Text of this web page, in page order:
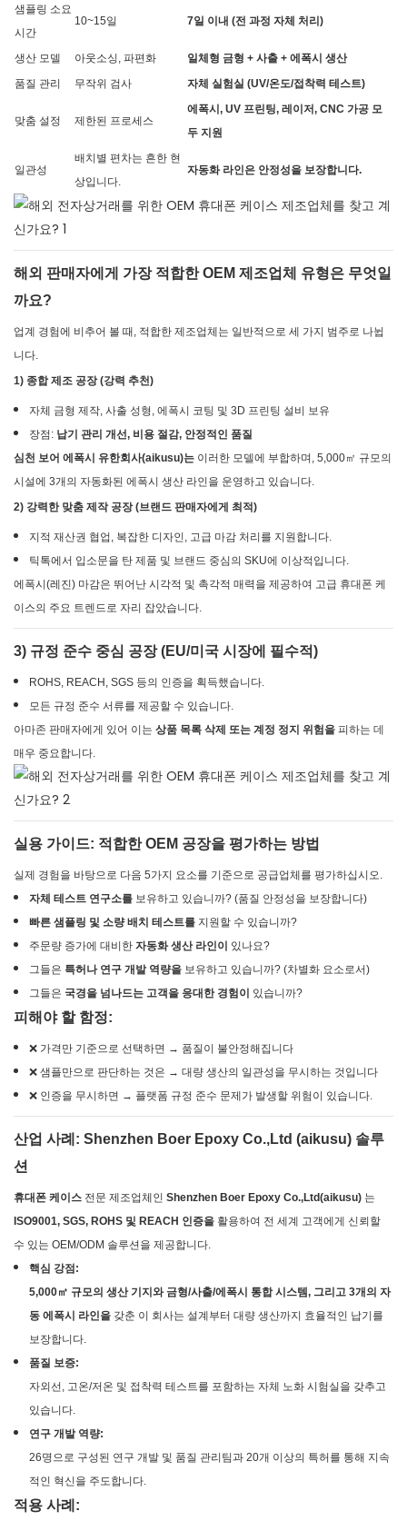
샘플링 소요
시간
10~15일 7일 이내 (전 과정 자체 처리)
생산 모델 아웃소싱, 파편화
일체형 금형 + 사출 + 에폭시 생산
품질 관리
무작위 검사 자체 실험실 (UV/온도/접착력 테스트)
맞춤 설정 제한된 프로세스
에폭시, UV 프린팅, 레이저, CNC 가공 모
두 지원
일관성
배치별 편차는 흔한 현
상입니다.
자동화 라인은 안정성을 보장합니다.
해외 판매자에게 가장 적합한 OEM 제조업체 유형은 무엇일
까요?
업계 경험에 비추어 볼 때, 적합한 제조업체는 일반적으로 세 가지 범주로 나뉩
니다.
1) 종합 제조 공장 (강력 추천)
자체 금형 제작, 사출 성형, 에폭시 코팅 및 3D 프린팅 설비 보유
장점: 납기 관리 개선, 비용 절감, 안정적인 품질
심천 보어 에폭시 유한회사(aikusu)는 이러한 모델에 부합하며, 5,000㎡ 규모의
시설에 3개의 자동화된 에폭시 생산 라인을 운영하고 있습니다.
2) 강력한 맞춤 제작 공장 (브랜드 판매자에게 최적)
지적 재산권 협업, 복잡한 디자인, 고급 마감 처리를 지원합니다.
틱톡에서 입소문을 탄 제품 및 브랜드 중심의 SKU에 이상적입니다.
에폭시(레진) 마감은 뛰어난 시각적 및 촉각적 매력을 제공하여 고급 휴대폰 케
이스의 주요 트렌드로 자리 잡았습니다.
3) 규정 준수 중심 공장 (EU/미국 시장에 필수적)
ROHS, REACH, SGS 등의 인증을 획득했습니다.
모든 규정 준수 서류를 제공할 수 있습니다.
아마존 판매자에게 있어 이는 상품 목록 삭제 또는 계정 정지 위험을 피하는 데
매우 중요합니다.
실용 가이드: 적합한 OEM 공장을 평가하는 방법
실제 경험을 바탕으로 다음 5가지 요소를 기준으로 공급업체를 평가하십시오.
자체 테스트 연구소를보유하고 있습니까? (품질 안정성을 보장합니다)
빠른 샘플링 및 소량 배치 테스트를지원할 수 있습니까?
주문량 증가에 대비한 자동화 생산 라인이 있나요?
그들은 특허나 연구 개발 역량을보유하고 있습니까? (차별화 요소로서)
그들은 국경을 넘나드는 고객을 응대한 경험이 있습니까?
피해야 할 함정:
❌ 가격만 기준으로 선택하면 → 품질이 불안정해집니다
❌ 샘플만으로 판단하는 것은 → 대량 생산의 일관성을 무시하는 것입니다
❌ 인증을 무시하면 → 플랫폼 규정 준수 문제가 발생할 위험이 있습니다.
산업 사례: Shenzhen Boer Epoxy Co.,Ltd (aikusu) 솔루
션
휴대폰 케이스 전문 제조업체인 Shenzhen Boer Epoxy Co.,Ltd(aikusu) 는
ISO9001, SGS, ROHS 및 REACH 인증을 활용하여 전 세계 고객에게 신뢰할
수 있는 OEM/ODM 솔루션을 제공합니다.
핵심 강점:
5,000㎡ 규모의 생산 기지와 금형/사출/에폭시 통합 시스템, 그리고 3개의 자
동 에폭시 라인을갖춘 이 회사는 설계부터 대량 생산까지 효율적인 납기를
보장합니다.
품질 보증:
자외선, 고온/저온 및 접착력 테스트를 포함하는 자체 노화 시험실을 갖추고
있습니다.
연구 개발 역량:
26명으로 구성된 연구 개발 및 품질 관리팀과 20개 이상의 특허를 통해 지속
적인 혁신을 주도합니다.
적용 사례: